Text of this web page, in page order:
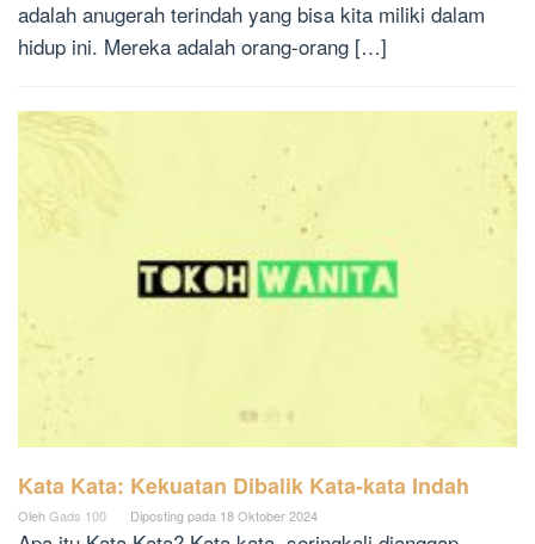
adalah anugerah terindah yang bisa kita miliki dalam
hidup ini. Mereka adalah orang-orang […]
Kata Kata: Kekuatan Dibalik Kata-kata Indah
OlehGads 100 Diposting pada 18 Oktober 2024